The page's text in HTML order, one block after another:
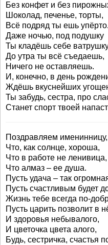
Без конфет и без
Шоколад, печенье, торты,
Всё подряд ты ешь упёрто.
Даже ночью, под подушку
Ты кладёшь себе
До утра ты всё съедаешь,
Ничего не оставляешь.
И, конечно, в день
Ждёшь вкуснейших
Ты забудь, сестра, про
Станет спорт твоей
Поздравляем именинницу,
Что, как солнце, хороша,
Что в работе не ленивица,
Что алмаз – ее душа.
Пусть удача – так
Пусть счастливым будет
Жизнь тебе всегда по-
Пусть царить позволит в
И здоровья небывалого,
И цветочка цвета алого,
Будь, сестричка, счастья